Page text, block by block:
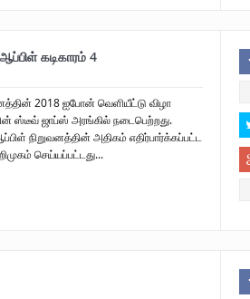
திரு. தமிழன்பன் (ஜவான்) அவர்களின் புகழ் வணக்க
கடிகாரம் 4
2018 ஐபோன் வெளியீட்டு விழா
ஸ்டீவ் ஜாப்ஸ் அரங்கில் நடைபெற்றது.
நிறுவனத்தின் அதிகம் எதிர்பார்க்கப்பட்ட
செய்யப்பட்டது...